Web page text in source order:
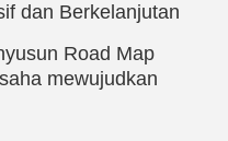
dan Berkelanjutan
Road Map
mewujudkan